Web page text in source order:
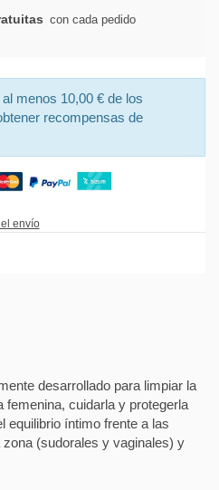
con cada pedido
menos 10,00 € de los
recompensas de
envío
desarrollado para limpiar la
femenina, cuidarla y protegerla
equilibrio íntimo frente a las
(sudorales y vaginales) y